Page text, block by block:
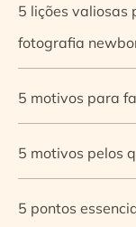
5 lições valiosas
fotografia
5 motivos para
5 motivos pelos
5 pontos